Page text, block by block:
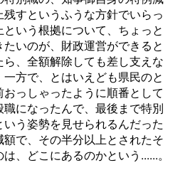
すというふうな方針でいらっ
いう根拠について、ちょっと
いのが、財政運営ができると
、全額解除しても差し支えな
方で、とはいえども県民のと
っしゃったように順番として
になったんで、最後まで特別
う姿勢を見せられるんだった
で、その半分以上とされたそ
、どこにあるのかという......。